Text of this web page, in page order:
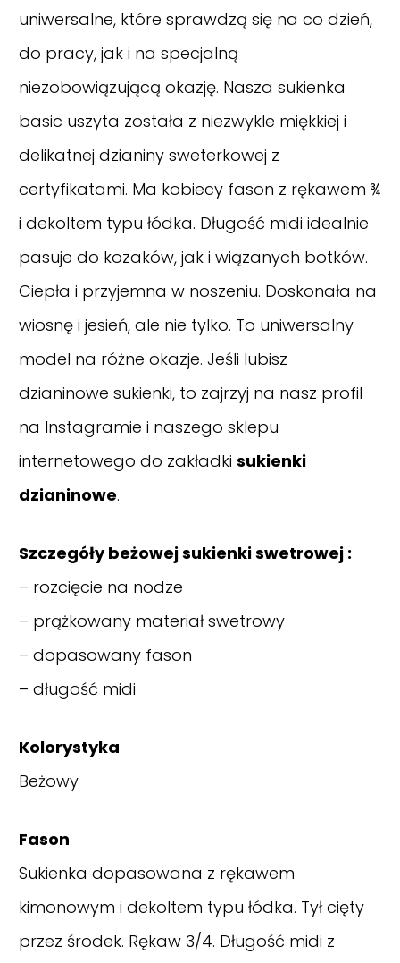
uniwersalne, które sprawdzą się na co dzień,
do pracy, jak i na specjalną
niezobowiązującą okazję. Nasza sukienka
basic uszyta została z niezwykle miękkiej i
delikatnej dzianiny sweterkowej z
certyfikatami. Ma kobiecy fason z rękawem ¾
i dekoltem typu łódka. Długość midi idealnie
pasuje do kozaków, jak i wiązanych botków.
Ciepła i przyjemna w noszeniu. Doskonała na
wiosnę i jesień, ale nie tylko. To uniwersalny
model na różne okazje. Jeśli lubisz
dzianinowe sukienki, to zajrzyj na nasz profil
na Instagramie i naszego sklepu
internetowego do zakładki sukienki
dzianinowe.
Szczegóły beżowej sukienki swetrowej :
– rozcięcie na nodze
– prążkowany materiał swetrowy
– dopasowany fason
– długość midi
Kolorystyka
Beżowy
Fason
Sukienka dopasowana z rękawem
kimonowym i dekoltem typu łódka. Tył cięty
przez środek. Rękaw 3/4. Długość midi z